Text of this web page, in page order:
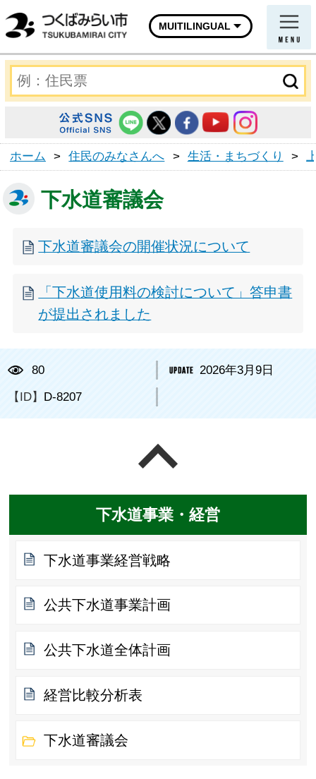
MUITILINGUAL
ホーム > 住民のみなさんへ > 生活・まちづくり >
下水道審議会
下水道審議会の開催状況について
「下水道使用料の検討について」答申書
が提出されました
80 2026年3月9日
【ID】 D-8207
下水道事業・経営
下水道事業経営戦略
公共下水道事業計画
公共下水道全体計画
経営比較分析表
下水道審議会